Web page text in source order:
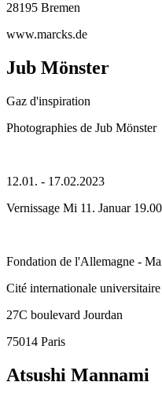
28195 Bremen
www.marcks.de
Jub Mönster
Gaz d'inspiration
Photographies de Jub Mönster
12.01. - 17.02.2023
Vernissage Mi 11. Januar
Fondation de l'Allemagne -
Cité internationale universitaire
27C boulevard Jourdan
75014 Paris
Atsushi Mannami